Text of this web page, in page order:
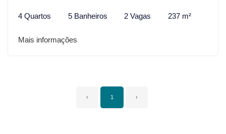
4 Quartos 5 Banheiros 2 Vagas 237 m²
Mais informações
‹ 1 ›